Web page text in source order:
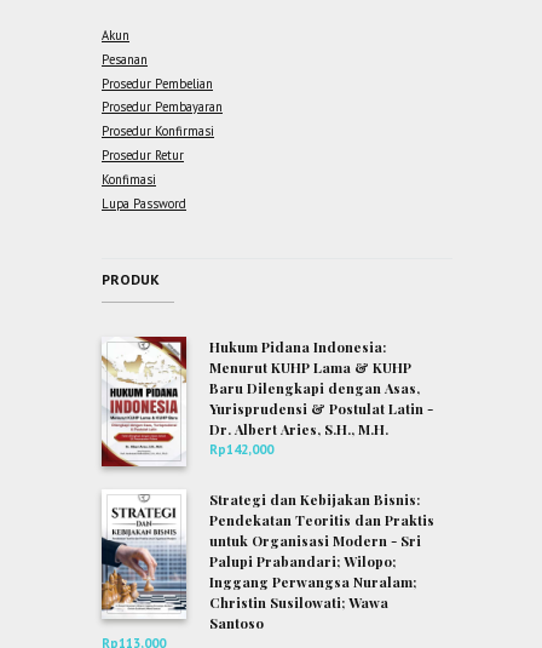
Akun
Pesanan
Prosedur Pembelian
Prosedur Pembayaran
Prosedur Konfirmasi
Prosedur Retur
Konfimasi
Lupa Password
PRODUK
Hukum Pidana Indonesia:
Menurut KUHP Lama & KUHP
Baru Dilengkapi dengan Asas,
Yurisprudensi & Postulat Latin -
Dr. Albert Aries, S.H., M.H.
Rp142,000
Strategi dan Kebijakan Bisnis:
Pendekatan Teoritis dan Praktis
untuk Organisasi Modern - Sri
Palupi Prabandari; Wilopo;
Inggang Perwangsa Nuralam;
Christin Susilowati; Wawa
Santoso
Rp113,000